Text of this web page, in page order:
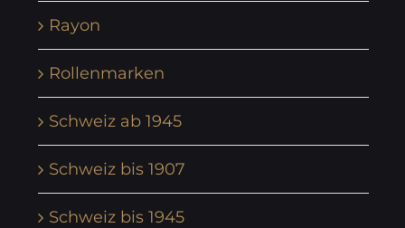
Rayon
Rollenmarken
Schweiz ab 1945
Schweiz bis 1907
Schweiz bis 1945